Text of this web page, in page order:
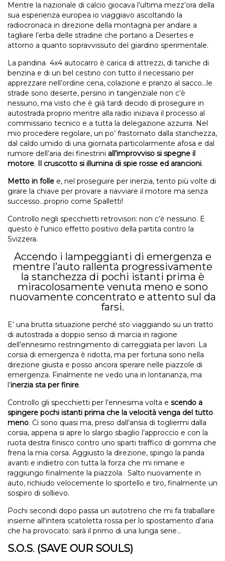
Mentre la nazionale di calcio giocava l’ultima mezz’ora della
sua esperienza europea io viaggiavo ascoltando la
radiocronaca in direzione della montagna per andare a
tagliare l’erba delle stradine che portano a Desertes e
attorno a quanto sopravvissuto del giardino sperimentale.
La pandina 4x4 autocarro è carica di attrezzi, di taniche di
benzina e di un bel cestino con tutto il necessario per
apprezzare nell’ordine cena, colazione e pranzo al sacco…le
strade sono deserte, persino in tangenziale non c’è
nessuno, ma visto che è già tardi decido di proseguire in
autostrada proprio mentre alla radio iniziava il processo al
commissario tecnico e a tutta la delegazione azzurra. Nel
mio procedere regolare, un po’ frastornato dalla stanchezza,
dal caldo umido di una giornata particolarmente afosa e dal
rumore dell’aria dei finestrini all’improvviso si spegne il
motore. Il cruscotto si illumina di spie rosse ed arancioni.
Metto in folle e, nel proseguire per inerzia, tento più volte di
girare la chiave per provare a riavviare il motore ma senza
successo...proprio come Spalletti!
Controllo negli specchietti retrovisori: non c’è nessuno. E
questo è l'unico effetto positivo della partita contro la
Svizzera.
Accendo i lampeggianti di emergenza e
mentre l’auto rallenta progressivamente
la stanchezza di pochi istanti prima è
miracolosamente venuta meno e sono
nuovamente concentrato e attento sul da
farsi.
E’ una brutta situazione perché sto viaggiando su un tratto
di autostrada a doppio senso di marcia in ragione
dell’ennesimo restringimento di carreggiata per lavori. La
corsia di emergenza è ridotta, ma per fortuna sono nella
direzione giusta e posso ancora sperare nelle piazzole di
emergenza. Finalmente ne vedo una in lontananza, ma
l’inerzia sta per finire.
Controllo gli specchietti per l’ennesima volta e scendo a
spingere pochi istanti prima che la velocità venga del tutto
meno. Ci sono quasi ma, preso dall’ansia di togliermi dalla
corsia, appena si apre lo slargo sbaglio l’approccio e con la
ruota destra finisco contro uno sparti traffico di gomma che
frena la mia corsa. Aggiusto la direzione, spingo la panda
avanti e indietro con tutta la forza che mi rimane e
raggiungo finalmente la piazzola. Salto nuovamente in
auto, richiudo velocemente lo sportello e tiro, finalmente un
sospiro di sollievo.
Pochi secondi dopo passa un autotreno che mi fa traballare
insieme all'intera scatoletta rossa per lo spostamento d’aria
che ha provocato: sarà il primo di una lunga serie…
S.O.S. (SAVE OUR SOULS)